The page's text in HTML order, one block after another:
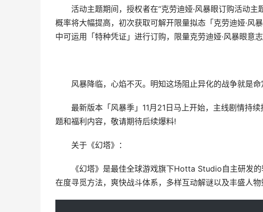
活动主题期间，授权者在“克劳迪娅·风暴眼订购活动主
概率将大幅提高，初次获取可解开限量拟态「克劳迪娅·风
中可运用「特种凭证」进行订购，限量克劳迪娅·风暴眼意
风暴降临，心焰不灭。明知这场阻止异化的战争就是命
最新版本「风暴季」11月21日马上开始，主线剧情持续
题和福利内容，敬请期待后续爆料!
关于《幻塔》：
《幻塔》是最佳全球游戏旗下Hotta Studio自主研发的
在度寻觅方法，爽快战斗体系，多样互动解谜以及丰盛人